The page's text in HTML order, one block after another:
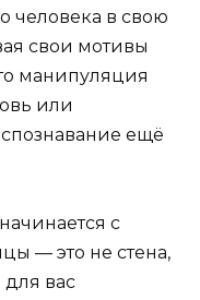
человека в свою
свои мотивы
манипуляция
или
ещё
с
— это не стена,
для вас